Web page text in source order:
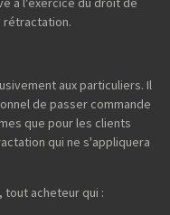
rétractation.
aux particuliers. Il
de passer commande
que pour les clients
qui ne s'appliquera
tout acheteur qui :